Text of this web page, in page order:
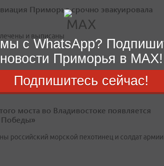
Приморья срочно эвакуировала
и выписаны
моста во Владивостоке появляется
российский морской пехотинец и солдат армии
с WhatsApp?
новости Приморья в MAX!
Подпишитесь сейчас!